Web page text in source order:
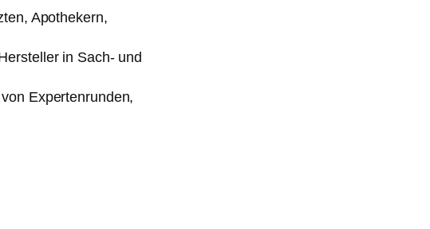
Apothekern,
in Sach- und
Expertenrunden,